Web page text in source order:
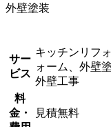
外壁塗装
サー
ビス
キッチンリフ
ォーム、外壁
外壁工事
料
金・
見積無料